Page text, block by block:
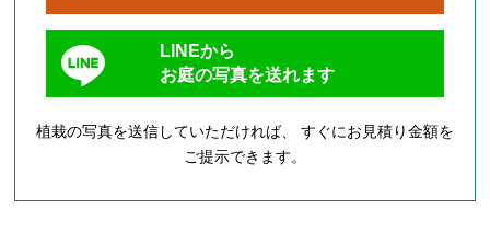
LINEから
お庭の写真を送れます
植栽の写真を送信していただければ、 すぐにお見積り金額を
ご提示できます。